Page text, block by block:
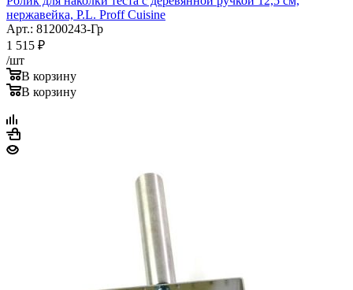
нержавейка, P.L. Proff Cuisine
Арт.: 81200243-Гр
1 515 ₽
/шт
В корзину
В корзину